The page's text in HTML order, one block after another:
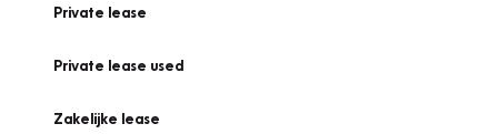
Private lease
Private lease used
Zakelijke lease